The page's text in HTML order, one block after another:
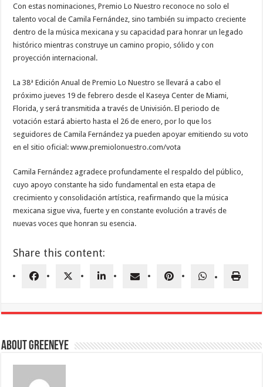
Con estas nominaciones, Premio Lo Nuestro reconoce no solo el
talento vocal de Camila Fernández, sino también su impacto creciente
dentro de la música mexicana y su capacidad para honrar un legado
histórico mientras construye un camino propio, sólido y con
proyección internacional.
La 38ª Edición Anual de Premio Lo Nuestro se llevará a cabo el
próximo jueves 19 de febrero desde el Kaseya Center de Miami,
Florida, y será transmitida a través de Univisión. El periodo de
votación estará abierto hasta el 26 de enero, por lo que los
seguidores de Camila Fernández ya pueden apoyar emitiendo su voto
en el sitio oficial: www.premiolonuestro.com/vota
Camila Fernández agradece profundamente el respaldo del público,
cuyo apoyo constante ha sido fundamental en esta etapa de
crecimiento y consolidación artística, reafirmando que la música
mexicana sigue viva, fuerte y en constante evolución a través de
nuevas voces que honran su esencia.
Share this content:
About greeneye